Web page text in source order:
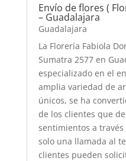
Envío de flores (
– Guadalajara
Guadalajara
La Florería Fabiola
Sumatra 2577 en
especializado en el
amplia variedad de
únicos, se ha
de los clientes que
sentimientos a través
solo una llamada al
clientes pueden